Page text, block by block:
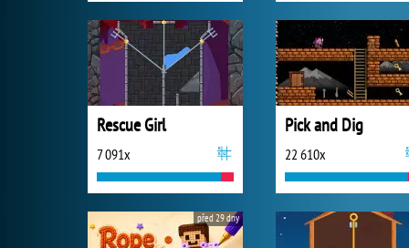
Rescue Girl
7 091x
Pick and Dig
22 610x
před 29 dny